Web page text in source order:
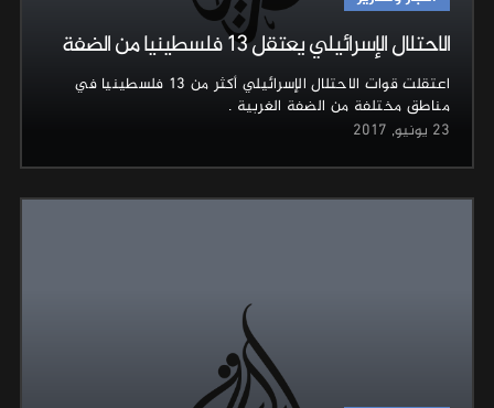
الاحتلال الإسرائيلي يعتقل 13 فلسطينيا من الضفة
اعتقلت قوات الاحتلال الإسرائيلي أكثر من 13 فلسطينيا في
مناطق مختلفة من الضفة الغربية .
23 يونيو, 2017